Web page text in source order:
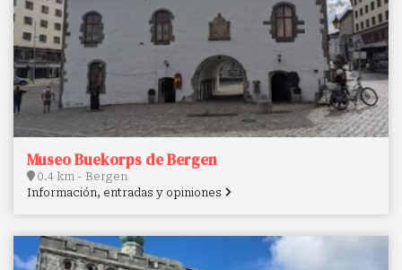
Museo Buekorps de Bergen
0.4 km - Bergen
Información, entradas y opiniones